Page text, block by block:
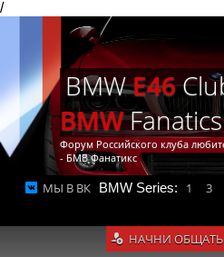
/
BMWE46
BMWFanatics
Форум Российского клуба
- БМВ Фанатикс
МЫ В ВК BMW Series: 1 3
НАЧНИ